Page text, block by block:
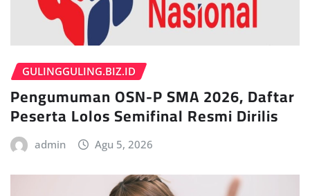
GULINGGULING.BIZ.ID
Pengumuman OSN-P SMA 2026, Daftar
Peserta Lolos Semifinal Resmi Dirilis
admin Agu 5, 2026